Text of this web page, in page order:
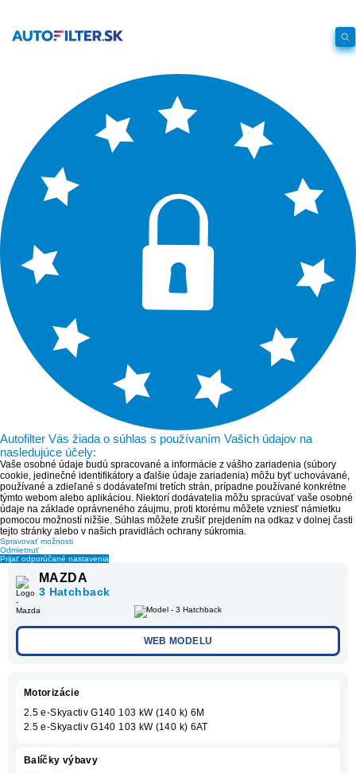
Autofilter Vás žiada o súhlas s používaním Vašich údajov na
nasledujúce účely:
Vaše osobné údaje budú spracované a informácie z vášho zariadenia (súbory
cookie, jedinečné identifikátory a ďalšie údaje zariadenia) môžu byť uchovávané,
používané a zdieľané s dodávateľmi tretích strán, prípadne používané konkrétne
týmto webom alebo aplikáciou. Niektorí dodávatelia môžu spracúvať vaše osobné
údaje na základe oprávneného záujmu, proti ktorému môžete vzniesť námietku
pomocou možností nižšie. Súhlas môžete zrušiť prejdením na odkaz v dolnej časti
tejto stránky alebo v našich pravidlách ochrany súkromia.
Spravovať možnosti
Odmietnuť
Prijať odporúčané nastavenia
MAZDA
3 Hatchback
WEB MODELU
Motorizácie
2.5 e-Skyactiv G140 103 kW (140 k) 6M
2.5 e-Skyactiv G140 103 kW (140 k) 6AT
Balíčky výbavy